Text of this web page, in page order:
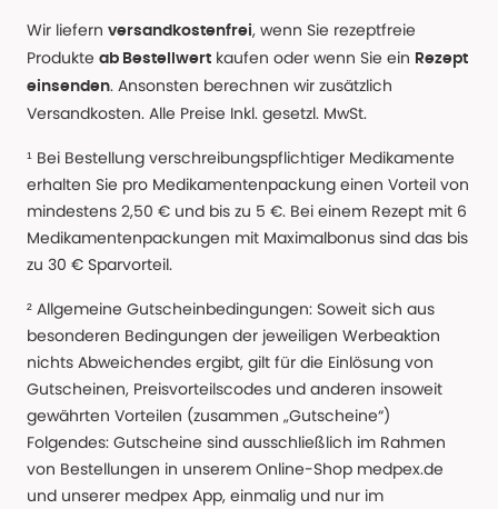
Wir liefern versandkostenfrei, wenn Sie rezeptfreie
Produkte ab Bestellwert kaufen oder wenn Sie ein Rezept
einsenden. Ansonsten berechnen wir zusätzlich
Versandkosten. Alle Preise Inkl. gesetzl. MwSt.
¹ Bei Bestellung verschreibungspflichtiger Medikamente
erhalten Sie pro Medikamentenpackung einen Vorteil von
mindestens 2,50 € und bis zu 5 €. Bei einem Rezept mit 6
Medikamentenpackungen mit Maximalbonus sind das bis
zu 30 € Sparvorteil.
² Allgemeine Gutscheinbedingungen: Soweit sich aus
besonderen Bedingungen der jeweiligen Werbeaktion
nichts Abweichendes ergibt, gilt für die Einlösung von
Gutscheinen, Preisvorteilscodes und anderen insoweit
gewährten Vorteilen (zusammen „Gutscheine“)
Folgendes: Gutscheine sind ausschließlich im Rahmen
von Bestellungen in unserem Online-Shop medpex.de
und unserer medpex App, einmalig und nur im